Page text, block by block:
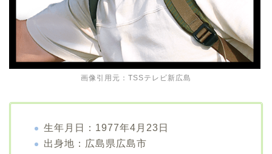
画像引用元：TSSテレビ新広島
生年月日：1977年4月23日
出身地：広島県広島市